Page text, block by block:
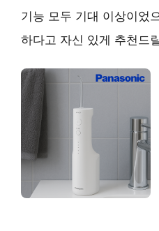
기능 모두 기대 이상이었
하다고 자신 있게 추천드